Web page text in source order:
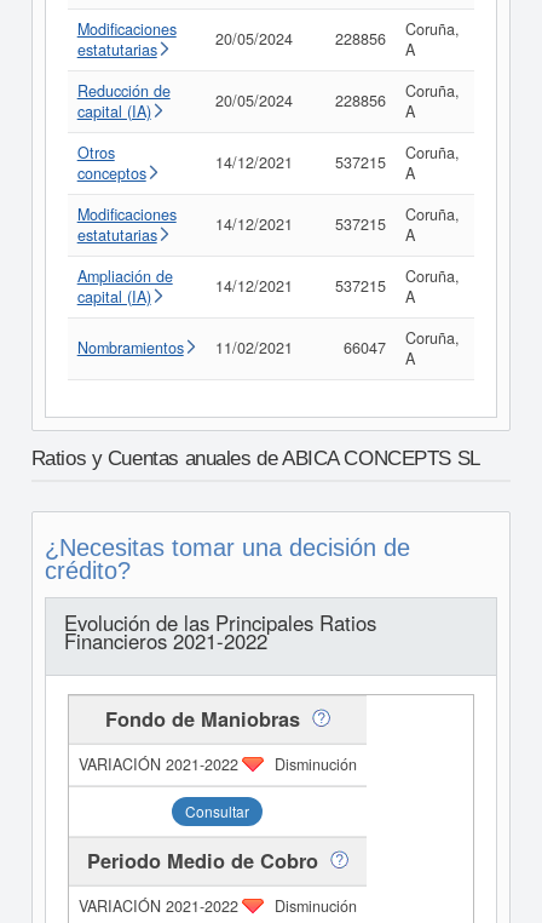
Modificaciones
estatutarias
20/05/2024 228856
Coruña,
A
Reducción de
capital (IA)
20/05/2024 228856
Coruña,
A
Otros
conceptos
14/12/2021 537215
Coruña,
A
Modificaciones
estatutarias
14/12/2021 537215
Coruña,
A
Ampliación de
capital (IA)
14/12/2021 537215
Coruña,
A
Nombramientos 11/02/2021 66047
Coruña,
A
Ratios y Cuentas anuales de ABICA CONCEPTS SL
¿Necesitas tomar una decisión de
crédito?
Evolución de las Principales Ratios
Financieros 2021-2022
Fondo de Maniobras
Disminución
Consultar
Periodo Medio de Cobro
Disminución